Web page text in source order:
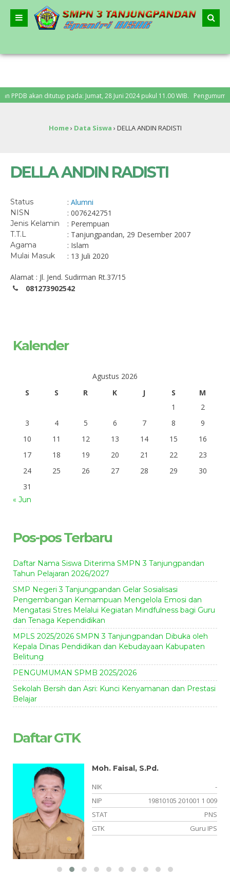
akan ditutup pada: Jumat, 28 Juni 2024 pukul 11.00 WIB. Pengumuman
Home› Data Siswa › DELLA ANDIN RADISTI
DELLA ANDIN RADISTI
Status : Alumni
NISN : 0076242751
Jenis Kelamin : Perempuan
T.T.L : Tanjungpandan, 29 Desember 2007
Agama : Islam
Mulai Masuk : 13 Juli 2020
Alamat : Jl. Jend. Sudirman Rt.37/15
081273902542
Kalender
Agustus 2026
S
S R K J S
M
1
2
3
4 5 6 7 8
9
10
11 12 13 14 15
16
17
18 19 20 21 22
23
24
25 26 27 28 29
30
31
« Jun
Pos-pos Terbaru
Daftar Nama Siswa Diterima SMPN 3 Tanjungpandan
Tahun Pelajaran 2026/2027
SMP Negeri 3 Tanjungpandan Gelar Sosialisasi
Pengembangan Kemampuan Mengelola Emosi dan
Mengatasi Stres Melalui Kegiatan Mindfulness bagi Guru
dan Tenaga Kependidikan
MPLS 2025/2026 SMPN 3 Tanjungpandan Dibuka oleh
Kepala Dinas Pendidikan dan Kebudayaan Kabupaten
Belitung
PENGUMUMAN SPMB 2025/2026
Sekolah Bersih dan Asri: Kunci Kenyamanan dan Prestasi
Belajar
Daftar GTK
Moh. Faisal, S.Pd.
NIK
-
NIP
19810105 201001 1 009
STAT
PNS
GTK
Guru IPS